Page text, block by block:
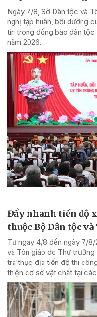
Ngày 7/8, Sở Dân tộc và
nghị tập huấn, bồi dưỡng
tín trong đồng bào dân tộc
năm 2026.
Đẩy nhanh tiến độ
thuộc Bộ Dân tộc
Từ ngày 4/8 đến ngày 7/
và Tôn giáo do Thứ
tra thực địa tiến độ thi
thiện cơ sở vật chất tại